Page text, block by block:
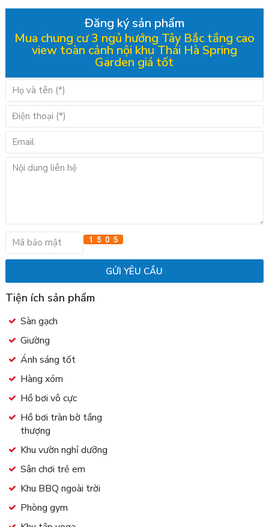
Đăng ký sản phẩm
Mua chung cư 3 ngủ hướng Tây Bắc tầng cao
view toàn cảnh nội khu Thái Hà Spring
Garden giá tốt
Tiện ích sản phẩm
Sàn gạch
Giường
Ánh sáng tốt
Hàng xóm
Hồ bơi vô cực
Hồ bơi tràn bờ tầng
thượng
Khu vườn nghỉ dưỡng
Sân chơi trẻ em
Khu BBQ ngoài trời
Phòng gym